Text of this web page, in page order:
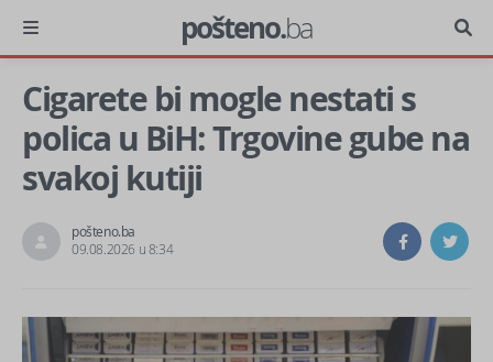
pošteno.ba
Cigarete bi mogle nestati s
polica u BiH: Trgovine gube na
svakoj kutiji
pošteno.ba
09.08.2026 u 8:34